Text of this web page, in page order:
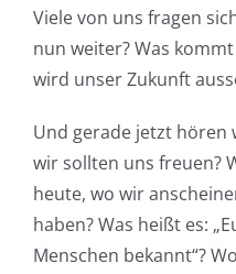
Viele von uns fragen
nun weiter? Was
wird unser Zukunft
Und gerade jetzt hören
wir sollten uns freuen?
heute, wo wir
haben? Was heißt es:
Menschen bekannt“?